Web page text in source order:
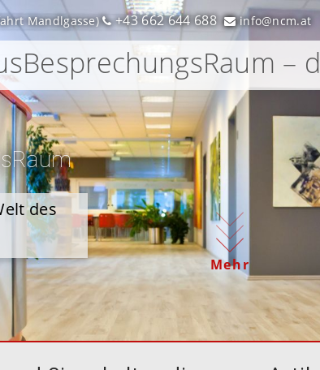
Mandlgasse) +43 662 644 688 info@ncm.at
–
des
Mehr